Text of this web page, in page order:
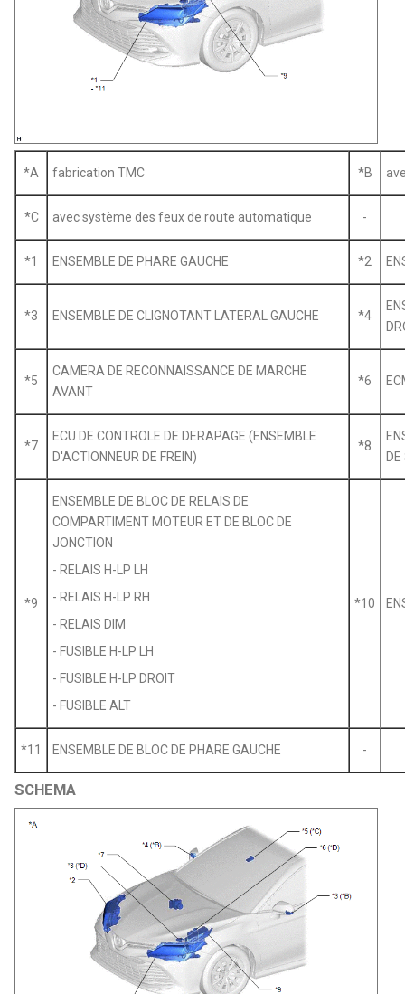
*A fabrication TMC *B
*C avec système des feux de route automatique -
*1 ENSEMBLE DE PHARE GAUCHE *2
*3 ENSEMBLE DE CLIGNOTANT LATERAL GAUCHE *4
*5
CAMERA DE RECONNAISSANCE DE MARCHE
AVANT
*6
*7
ECU DE CONTROLE DE DERAPAGE (ENSEMBLE
D'ACTIONNEUR DE FREIN)
*8
*9
ENSEMBLE DE BLOC DE RELAIS DE
COMPARTIMENT MOTEUR ET DE BLOC DE
JONCTION
- RELAIS H-LP LH
- RELAIS H-LP RH
- RELAIS DIM
- FUSIBLE H-LP LH
- FUSIBLE H-LP DROIT
- FUSIBLE ALT
*10
*11 ENSEMBLE DE BLOC DE PHARE GAUCHE -
SCHEMA